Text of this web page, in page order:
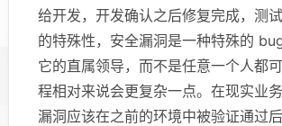
给开发，开发确认之后修复完成，测
的特殊性，安全漏洞是一种特殊的
它的直属领导，而不是任意一个人都
程相对来说会更复杂一点。在现实业
漏洞应该在之前的环境中被验证通过